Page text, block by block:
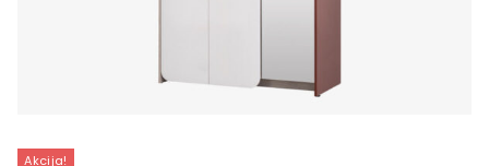
Akcija!